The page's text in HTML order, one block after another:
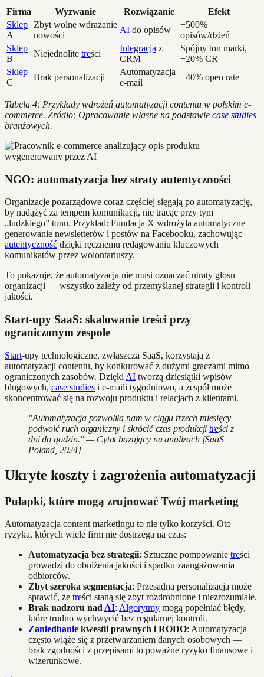
Firma Wyzwanie Rozwiązanie
Efekt
Sklep
A
Zbyt wolne wdrażanie
nowości
AI do opisów
+500%
opisów/dzień
Sklep
B
Niejednolite treści
Integracja z
CRM
Spójny ton marki,
+20% CR
Sklep
C
Brak personalizacji
Automatyzacja
e-mail
+40% open rate
Tabela 4: Przykłady wdrożeń automatyzacji contentu w polskim e-
commerce. Źródło: Opracowanie własne na podstawie case studies
branżowych.
NGO: automatyzacja bez straty autentyczności
Organizacje pozarządowe coraz częściej sięgają po automatyzację,
by nadążyć za tempem komunikacji, nie tracąc przy tym
„ludzkiego” tonu. Przykład: Fundacja X wdrożyła automatyczne
generowanie newsletterów i postów na Facebooku, zachowując
autentyczność dzięki ręcznemu redagowaniu kluczowych
komunikatów przez wolontariuszy.
To pokazuje, że automatyzacja nie musi oznaczać utraty głosu
organizacji — wszystko zależy od przemyślanej strategii i kontroli
jakości.
Start-upy SaaS: skalowanie treści przy
ograniczonym zespole
Start-upy technologiczne, zwłaszcza SaaS, korzystają z
automatyzacji contentu, by konkurować z dużymi graczami mimo
ograniczonych zasobów. Dzięki AI tworzą dziesiątki wpisów
blogowych, case studies i e-maili tygodniowo, a zespół może
skoncentrować się na rozwoju produktu i relacjach z klientami.
"Automatyzacja pozwoliła nam w ciągu trzech miesięcy
podwoić ruch organiczny i skrócić czas produkcjitreści z
dni do godzin." — Cytat bazujący na analizach [SaaS
Poland, 2024]
Ukryte koszty i zagrożenia automatyzacji
Pułapki, które mogą zrujnować Twój marketing
Automatyzacja content marketingu to nie tylko korzyści. Oto
ryzyka, których wiele firm nie dostrzega na czas:
Automatyzacja bez strategii: Sztuczne pompowanie treści
prowadzi do obniżenia jakości i spadku zaangażowania
odbiorców.
Zbyt szeroka segmentacja: Przesadna personalizacja może
sprawić, że treści staną się zbyt rozdrobnione i niezrozumiałe.
Brak nadzoru nadAI: Algorytmy mogą popełniać błędy,
które trudno wychwycić bez regularnej kontroli.
Zaniedbanie kwestii prawnych i RODO: Automatyzacja
często wiąże się z przetwarzaniem danych osobowych —
brak zgodności z przepisami to poważne ryzyko finansowe i
wizerunkowe.